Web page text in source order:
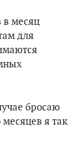
в месяц
для
бросаю
я так